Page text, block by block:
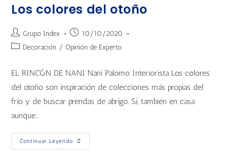
Los colores del otoño
Grupo Index
10/10/2020
Decoración / Opinión de Experto
EL RINCÓN DE NANI Nani Palomo Interiorista Los colores
del otoño son inspiración de colecciones más propias del
frío y de buscar prendas de abrigo. Sí, también en casa
aunque…
Continuar Leyendo